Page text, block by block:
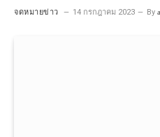
จดหมายข่าว 14 กรกฎาคม 2023 By